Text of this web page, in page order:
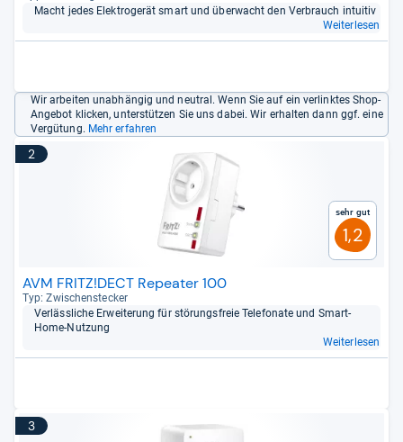
Macht jedes Elek­tro­ge­rät smart und über­wacht den Ver­brauch intui­tiv
Weiterlesen
Wir arbeiten unabhängig und neutral. Wenn Sie auf ein verlinktes Shop-
Angebot klicken, unterstützen Sie uns dabei. Wir erhalten dann ggf. eine
Vergütung. Mehr erfahren
2
Sehr gut
1,2
AVM FRITZ!DECT Repeater 100
Typ: Zwi­schen­ste­cker
Ver­läss­li­che Erwei­te­rung für stö­rungs­freie Tele­fonate und Smart-​
Home-​Nut­zung
Weiterlesen
3